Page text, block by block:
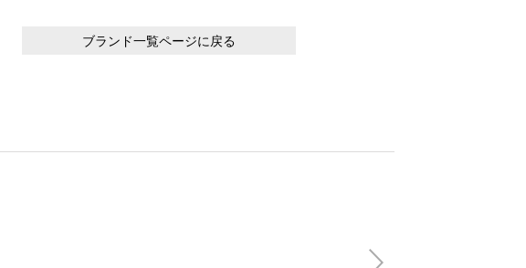
ブランド一覧ページに戻る